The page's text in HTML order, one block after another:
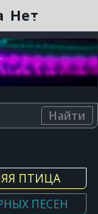
Нет
Найти
ПТИЦА
ПЕСЕН